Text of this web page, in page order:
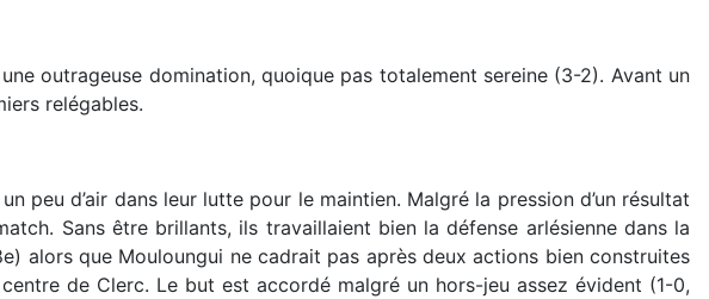
outrageuse domination, quoique pas totalement sereine (3-2). Avant un
relégables.
peu d’air dans leur lutte pour le maintien. Malgré la pression d’un résultat
Sans être brillants, ils travaillaient bien la défense arlésienne dans la
alors que Mouloungui ne cadrait pas après deux actions bien construites
de Clerc. Le but est accordé malgré un hors-jeu assez évident (1-0,